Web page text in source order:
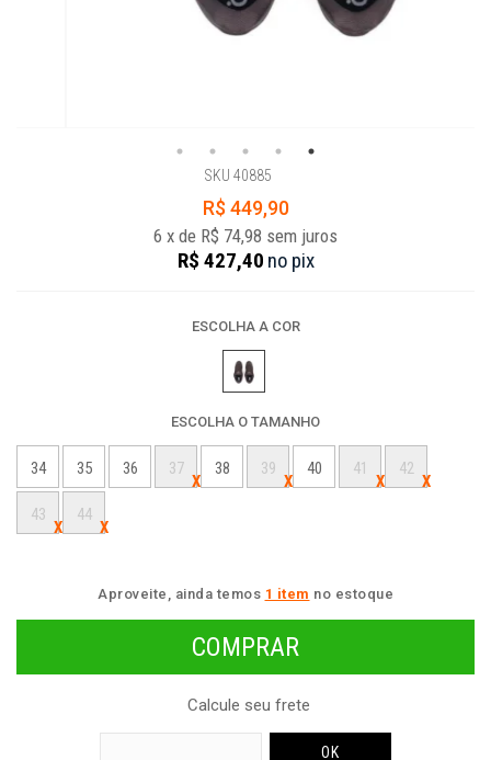
SKU 40885
R$ 449,90
6 x de R$ 74,98 sem juros
R$ 427,40 no pix
ESCOLHA A COR
ESCOLHA O TAMANHO
34 35 36 37 38 39 40 41 42
43 44
Aproveite, ainda temos 1 item no estoque
Calcule seu frete